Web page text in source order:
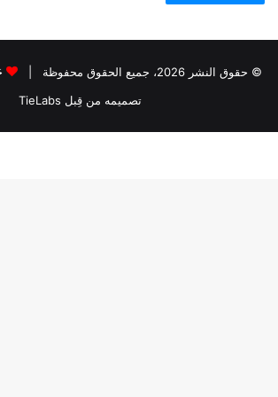
© حقوق النشر 2026، جميع الحقوق محفوظة |
تصميمه من قِبل TieLabs